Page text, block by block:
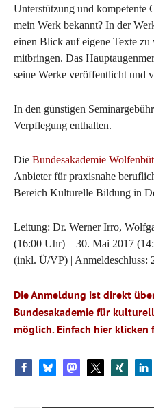
Unterstützung und kompetente
mein Werk bekannt? In der
einen Blick auf eigene Texte
mitbringen. Das
seine Werke veröffentlicht und
In den günstigen
Verpflegung enthalten.
Die Bundesakademie
Anbieter für praxisnahe
Bereich Kulturelle Bildung in
Leitung: Dr. Werner Irro,
(16:00 Uhr) – 30. Mai 2017
(inkl. Ü/VP) | Anmeldeschluss:
Die Anmeldung ist direkt
Bundesakademie für
möglich. Einfach hier